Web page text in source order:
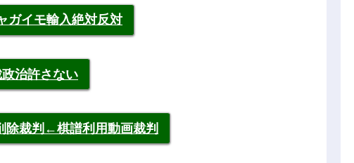
ガイモ輸入絶対反対
治許さない
除裁判←棋譜利用動画裁判